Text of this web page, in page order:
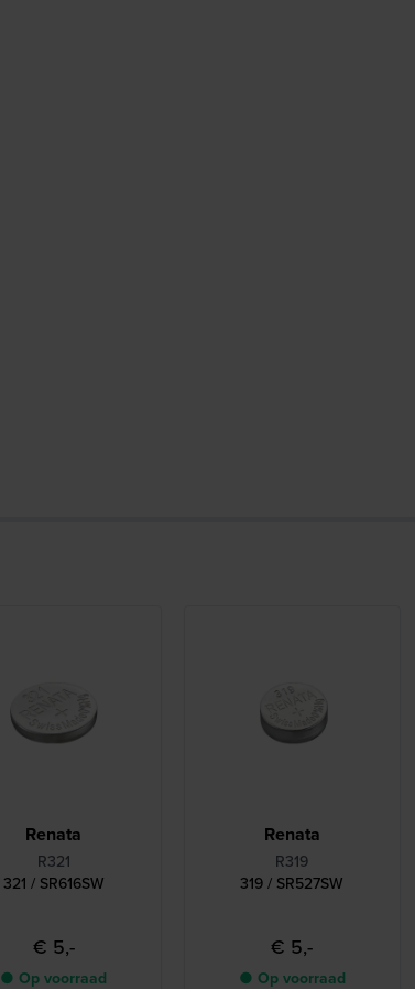
Renata
R321
321 / SR616SW
€ 5,-
● Op voorraad
Renata
R319
319 / SR527SW
€ 5,-
● Op voorraad